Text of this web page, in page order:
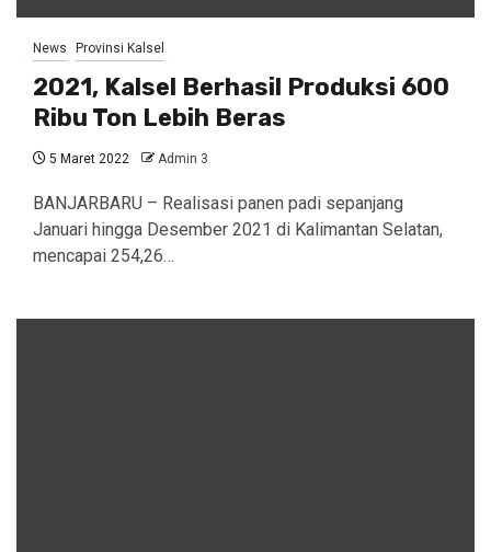
News Provinsi Kalsel
2021, Kalsel Berhasil Produksi 600
Ribu Ton Lebih Beras
5 Maret 2022 Admin 3
BANJARBARU – Realisasi panen padi sepanjang
Januari hingga Desember 2021 di Kalimantan Selatan,
mencapai 254,26…